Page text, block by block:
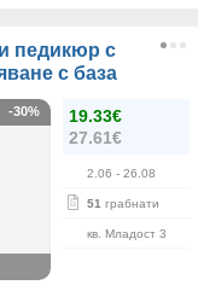
педикюр с
с база
19.33€
27.61€
2.06 - 26.08
51 грабнати
кв. Младост 3
-30%